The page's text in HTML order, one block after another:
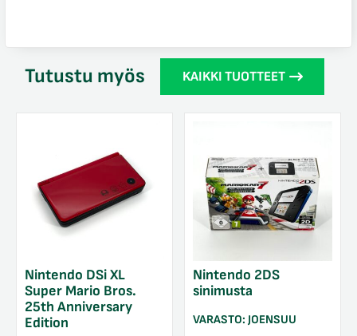
Tutustu myös KAIKKI TUOTTEET
Nintendo DSi XL
Super Mario Bros.
25th Anniversary
Edition
Nintendo 2DS
sinimusta
VARASTO: JOENSUU